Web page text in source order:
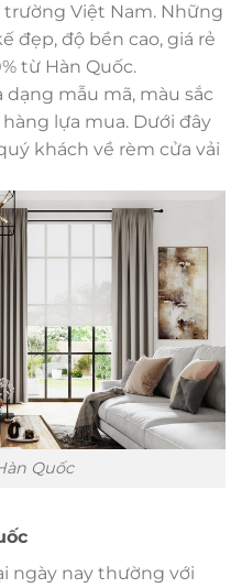
Việt Nam. Những
đẹp, độ bền cao, giá rẻ
từ Hàn Quốc.
mẫu mã, màu sắc
lựa mua. Dưới đây
khách về rèm cửa vải
Quốc
ngày nay thường với